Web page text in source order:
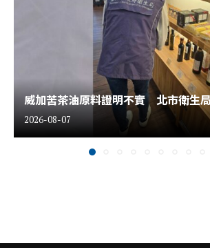
威加苦茶油原料證明不實 北市衛生
2026-08-07